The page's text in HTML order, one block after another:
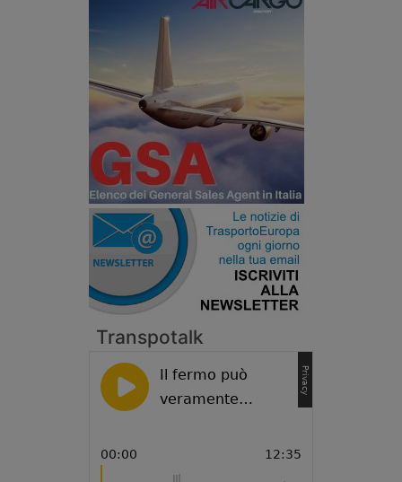
Transpotalk